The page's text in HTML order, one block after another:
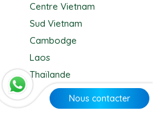
Centre Vietnam
Sud Vietnam
Cambodge
Laos
Thaïlande
Guide pratique
Nous contacter